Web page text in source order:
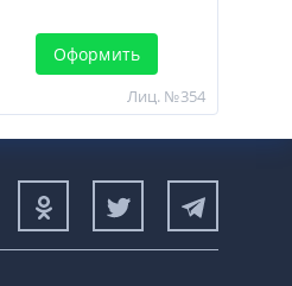
Оформить
Лиц. №354